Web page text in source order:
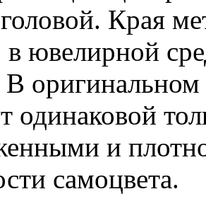
Края
ювелирной
одинаковой
и
самоцвета.